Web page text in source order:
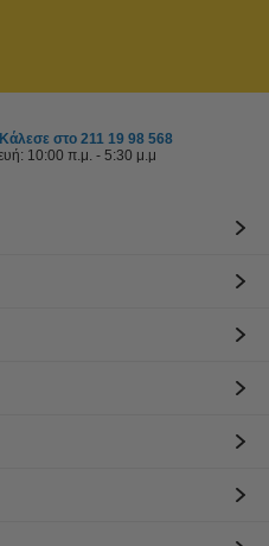
Κάλεσε στο 211 19 98 568
10:00 π.μ. - 5:30 μ.μ